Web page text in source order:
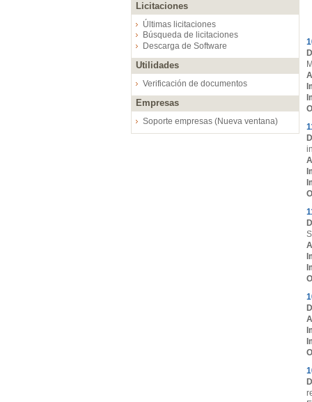
Licitaciones
Últimas licitaciones
Búsqueda de licitaciones
Descarga de Software
Utilidades
Verificación de documentos
Empresas
Soporte empresas (Nueva ventana)